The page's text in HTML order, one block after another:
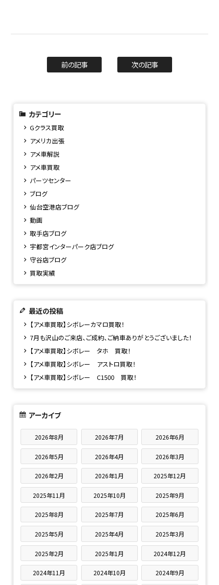
前の記事 次の記事
カテゴリー
Gクラス買取
アメリカ出張
アメ車解説
アメ車買取
パーツセンター
ブログ
仙台空港店ブログ
動画
取手店ブログ
宇都宮インターパーク店ブログ
守谷店ブログ
買取実績
最近の投稿
【アメ車買取】シボレーカマロ買取！
7月も沢山のご来店、ご成約、ご納車ありがとうございました！
【アメ車買取】シボレー タホ 買取！
【アメ車買取】シボレー アストロ買取！
【アメ車買取】シボレー C1500 買取！
アーカイブ
2026年8月 2026年7月 2026年6月
2026年5月 2026年4月 2026年3月
2026年2月 2026年1月 2025年12月
2025年11月 2025年10月 2025年9月
2025年8月 2025年7月 2025年6月
2025年5月 2025年4月 2025年3月
2025年2月 2025年1月 2024年12月
2024年11月 2024年10月 2024年9月